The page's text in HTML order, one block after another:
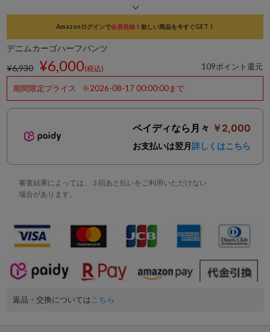
Amazonログインで会員登録！欲しい商品を今すぐGET！
デニムカーゴハーフパンツ
¥6,930
¥6,000(税込) 109ポイント還元
期間限定プライス ※2026-08-17 00:00:00まで
ペイディなら月々 ￥2,000
お支払いは翌月 詳しくはこちら
審査結果によっては、３回あと払いをご利用いただけない
場合があります。
返品・交換についてはこちら